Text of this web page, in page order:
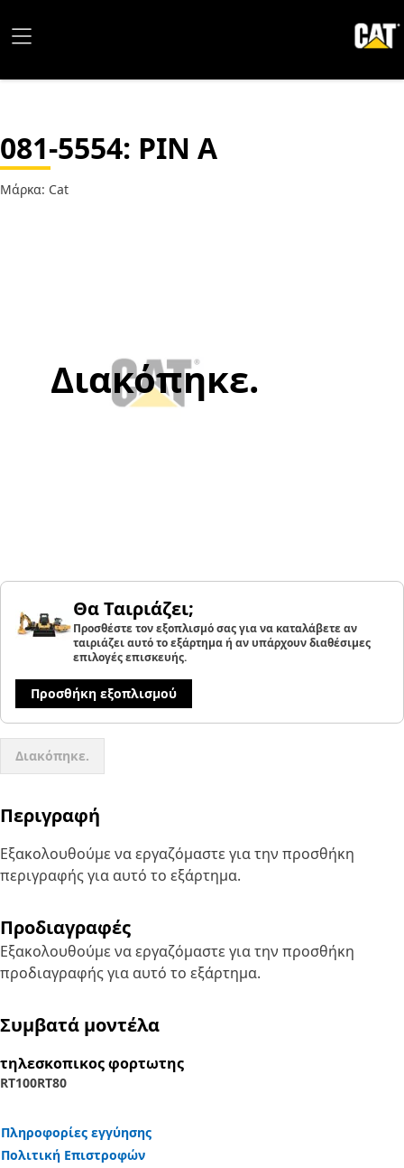
081-5554: PIN A
Μάρκα: Cat
Διακόπηκε.
Θα Ταιριάζει;
Προσθέστε τον εξοπλισμό σας για να καταλάβετε αν
ταιριάζει αυτό το εξάρτημα ή αν υπάρχουν διαθέσιμες
επιλογές επισκευής.
Προσθήκη εξοπλισμού
Διακόπηκε.
Περιγραφή
Εξακολουθούμε να εργαζόμαστε για την προσθήκη
περιγραφής για αυτό το εξάρτημα.
Προδιαγραφές
Εξακολουθούμε να εργαζόμαστε για την προσθήκη
προδιαγραφής για αυτό το εξάρτημα.
Συμβατά μοντέλα
τηλεσκοπικος φορτωτης
RT100RT80
Πληροφορίες εγγύησης
Πολιτική Επιστροφών